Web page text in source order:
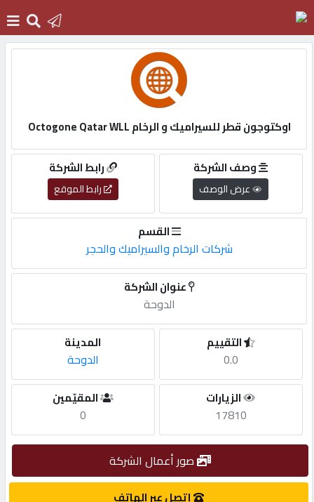
دخول
التسجيل
English
أضف
طلب
اوكتوجون قطر للسيراميك و الرخام Octogone Qatar WLL
رابط الشركة
رابط الموقع
وصف الشركة
عرض الوصف
القسم
شركات الرخام والسيراميك والحجر
عنوان الشركة
الدوحة
المدينة
الدوحة
التقييم
0.0
المقيّمين
0
الزيارات
17810
صور أعمال الشركة
إتصل عبر الهاتف